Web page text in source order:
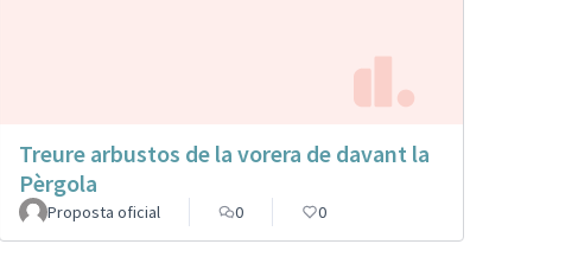
Treure arbustos de la vorera de davant la
Pèrgola
Proposta oficial 0 0